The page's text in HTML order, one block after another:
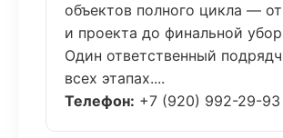
объектов полного цикла —
и проекта до финальной
Один ответственный
всех этапах....
Телефон: +7 (920) 992-29-93